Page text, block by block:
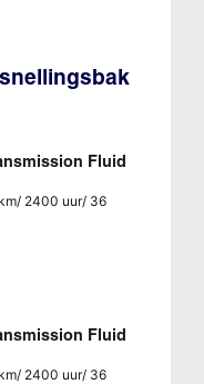
Fluid
2400 uur/ 36
Fluid
2400 uur/ 36